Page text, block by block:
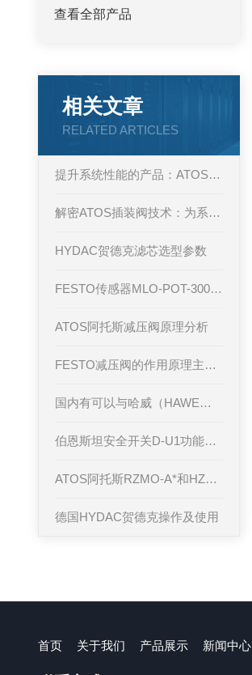
查看全部产品
相关文章
RELATED ARTICLES
提升系统性能的产品：ATOS插装阀的优势与应用
解密ATOS插装阀技术：为系统集成带来的诸多益处
HYDAC贺德克滤芯选型参数
FESTO传感器MLO-POT-300-LWG产品中文资料
ATOS阿托斯减压阀原理分析
FESTO减压阀的作用原理主要有哪些参数
国内有可以与哈威（HAWE）电磁阀互换性的超高压电磁阀厂
伯恩斯坦安全开关D-U1功能和特点
ATOS阿托斯RZMO-A*和HZMO-A*型比例溢流阀
德国HYDAC贺德克操作及使用
首页 关于我们 产品展示 新闻中心